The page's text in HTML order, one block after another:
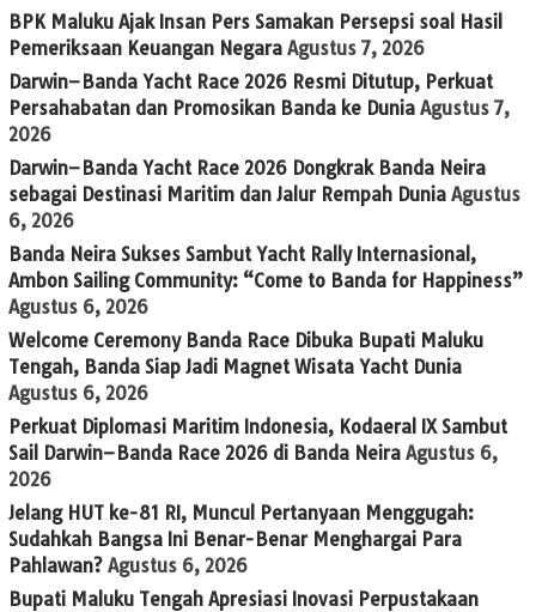
BPK Maluku Ajak Insan Pers Samakan Persepsi soal Hasil
Pemeriksaan Keuangan Negara Agustus 7, 2026
Darwin–Banda Yacht Race 2026 Resmi Ditutup, Perkuat
Persahabatan dan Promosikan Banda ke Dunia Agustus 7,
2026
Darwin–Banda Yacht Race 2026 Dongkrak Banda Neira
sebagai Destinasi Maritim dan Jalur Rempah Dunia Agustus
6, 2026
Banda Neira Sukses Sambut Yacht Rally Internasional,
Ambon Sailing Community: “Come to Banda for Happiness”
Agustus 6, 2026
Welcome Ceremony Banda Race Dibuka Bupati Maluku
Tengah, Banda Siap Jadi Magnet Wisata Yacht Dunia
Agustus 6, 2026
Perkuat Diplomasi Maritim Indonesia, Kodaeral IX Sambut
Sail Darwin–Banda Race 2026 di Banda Neira Agustus 6,
2026
Jelang HUT ke-81 RI, Muncul Pertanyaan Menggugah:
Sudahkah Bangsa Ini Benar-Benar Menghargai Para
Pahlawan? Agustus 6, 2026
Bupati Maluku Tengah Apresiasi Inovasi Perpustakaan